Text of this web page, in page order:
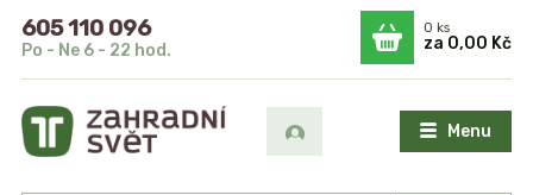
Menu
605 110 096
Po - Ne 6 - 22 hod.
0ks
za 0,00 Kč